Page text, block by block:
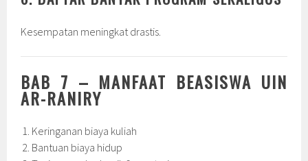
Kesempatan meningkat drastis.
BAB 7 – MANFAAT BEASISWA UIN
AR-RANIRY
Keringanan biaya kuliah
Bantuan biaya hidup